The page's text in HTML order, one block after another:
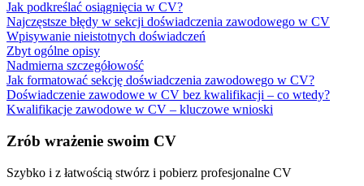
Jak podkreślać osiągnięcia w CV?
Najczęstsze błędy w sekcji doświadczenia zawodowego w CV
Wpisywanie nieistotnych doświadczeń
Zbyt ogólne opisy
Nadmierna szczegółowość
Jak formatować sekcję doświadczenia zawodowego w CV?
Doświadczenie zawodowe w CV bez kwalifikacji – co wtedy?
Kwalifikacje zawodowe w CV – kluczowe wnioski
Zrób wrażenie swoim CV
Szybko i z łatwością stwórz i pobierz profesjonalne CV